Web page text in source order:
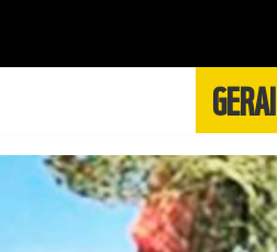
GERAI